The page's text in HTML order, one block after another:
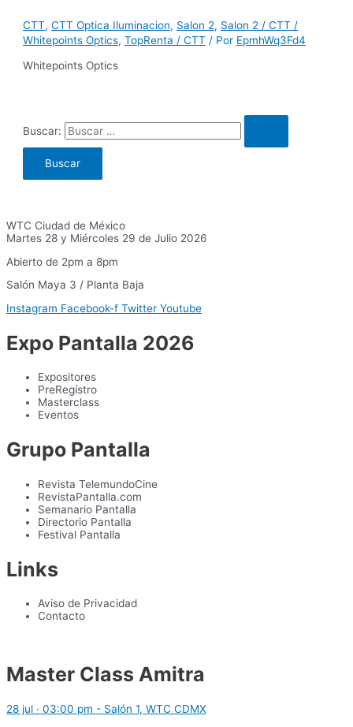
CTT,CTT Optica Iluminacion, Salon 2, Salon 2 / CTT /
Whitepoints Optics,TopRenta / CTT / Por EpmhWq3Fd4
Whitepoints Optics
Buscar:
WTC Ciudad de México
Martes 28 y Miércoles 29 de Julio 2026
Abierto de 2pm a 8pm
Salón Maya 3 / Planta Baja
Instagram Facebook-f Twitter Youtube
Expo Pantalla 2026
Expositores
PreRegístro
Masterclass
Eventos
Grupo Pantalla
Revista TelemundoCine
RevistaPantalla.com
Semanario Pantalla
Directorio Pantalla
Festival Pantalla
Links
Aviso de Privacidad
Contacto
Master Class Amitra
28 jul · 03:00 pm - Salón 1, WTC CDMX